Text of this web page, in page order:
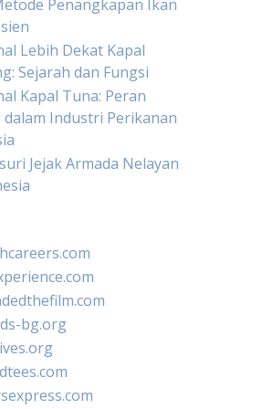
Penangkapan Ikan
Lebih Dekat Kapal
Sejarah dan Fungsi
Kapal Tuna: Peran
dalam Industri Perikanan
Jejak Armada Nelayan
bg.org